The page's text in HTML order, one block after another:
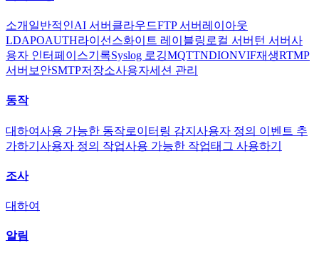
소개 일반적인AI 서버 클라우드FTP 서버 레이아웃
LDAPOAUTH라이선스화이트 레이블링 로컬 서버 턴 서버사
용자 인터페이스기록Syslog 로깅MQTTNDIONVIF재생RTMP
서버 보안SMTP저장소사용자세션 관리
동작
대하여사용 가능한 동작로이터링 감지 사용자 정의 이벤트 추
가하기 사용자 정의 작업사용 가능한 작업태그 사용하기
조사
대하여
알림